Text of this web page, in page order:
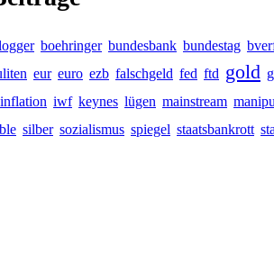
boehringer bundesbank bundestag
eur euro ezb falschgeld fed ftd gold
inflation iwf keynes lügen mainstream
silber sozialismus spiegel staatsbankrott